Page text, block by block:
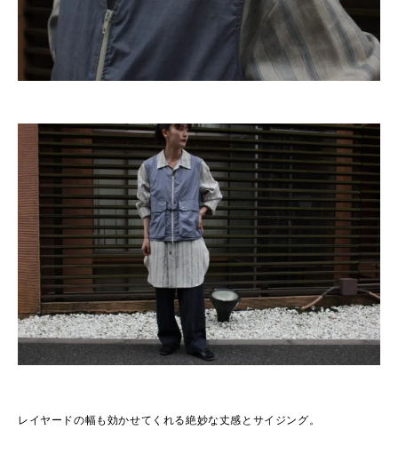
レイヤードの幅も効かせてくれる絶妙な丈感とサイジング。